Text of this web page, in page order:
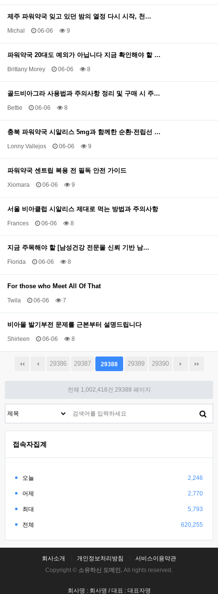
제주 파워약국 잊고 있던 밤의 열정 다시 시작, 천…
Michal 06-06 9
파워약국 20대도 예외가 아닙니다 지금 확인해야 할 …
Brittany Morey 06-06 8
골드비아그라 사용법과 주의사항 정리 및 구매 시 주…
Bettie 06-06 8
충북 파워약국 시알리스 5mg과 함께한 순환·전립선 …
Lonny Vallejos 06-06 9
파워약국 센트립 복용 전 필독 안전 가이드
Xiomara 06-06 9
서울 비아클럽 시알리스 제대로 먹는 방법과 주의사항
Frances 06-06 8
지금 주목해야 할 [남성건강 전문몰 신뢰 기반 남…
Florida 06-06 8
For those who Meet All Of That
Twila 06-06 7
비아몰 발기부전 문제를 근본부터 설명드립니다
Shirleen 06-06 8
29386 29387 29388 29389 29390
전체 1,002,418건 29388 페이지
접속자집계
오늘 2,246
어제 2,770
최대 5,793
전체 620,255
회사소개 개인정보처리방침
서비스이용약관
Copyright © 소유하신 도메인. All rights reserved.
회사명 : 회사명 / 대표 : 대표자명